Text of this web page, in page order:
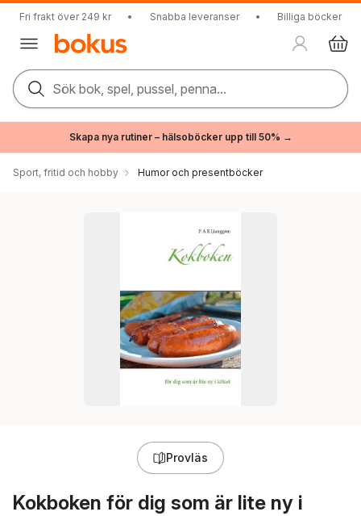
Fri frakt över 249 kr • Snabba leveranser • Billiga böcker
Sök bok, spel, pussel, penna...
Skapa nya rutiner – hälsoböcker upp till 50% →
Sport, fritid och hobby Humor och presentböcker
Provläs
Kokboken för dig som är lite ny i